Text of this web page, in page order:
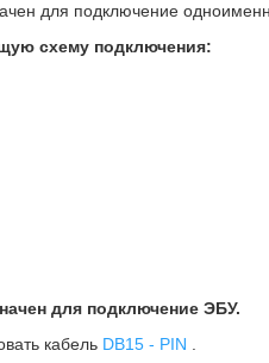
для подключение
схему подключения:
для подключение ЭБУ.
кабель DB15 - PIN